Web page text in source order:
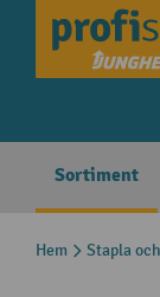
Hoppa
Sortiment
Hem Stapla